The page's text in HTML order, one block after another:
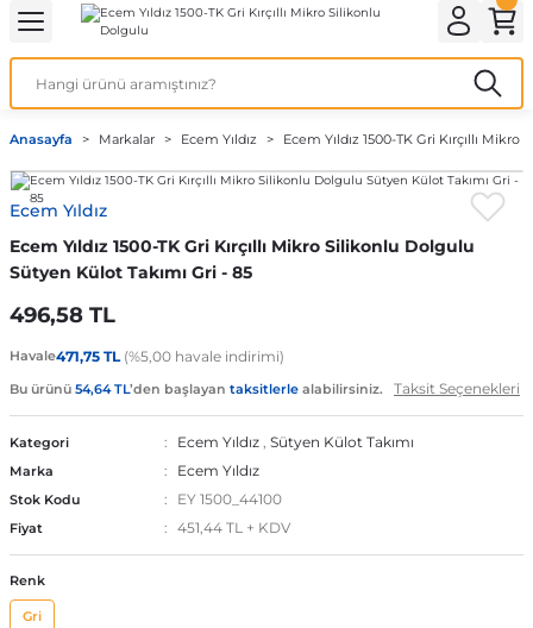
İç Giyim
Çorap
Anasayfa Markalar Ecem Yıldız Ecem Yıldız 1500-TK Gri Kırçıllı
Ecem Yıldız
Ecem Yıldız 1500-TK Gri Kırçıllı Mikro Silikonlu Dolgulu
Sütyen Külot Takımı Gri - 85
496,58 TL
Havale471,75 TL(%5,00 havale indirimi)
Bu ürünü 54,64 TL’den başlayan taksitlerle alabilirsiniz. Taksit Seçenekleri
Kategori Ecem Yıldız , Sütyen Külot Takımı
Marka Ecem Yıldız
Stok Kodu EY 1500_44100
Fiyat 451,44 TL + KDV
Renk
Gri